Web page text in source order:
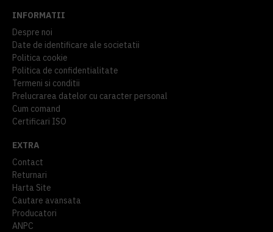
INFORMATII
Despre noi
Date de identificare ale societatii
Politica cookie
Politica de confidentialitate
Termeni si conditii
Prelucrarea datelor cu caracter personal
Cum comand
Certificari ISO
EXTRA
Contact
Returnari
Harta Site
Cautare avansata
Producatori
ANPC